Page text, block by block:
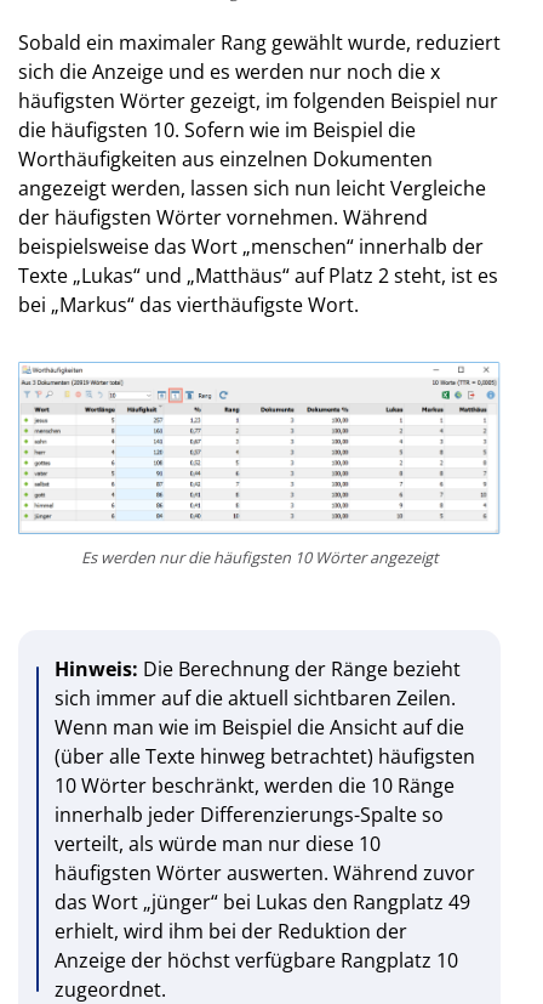
Sobald ein maximaler Rang gewählt wurde, reduziert
sich die Anzeige und es werden nur noch die x
häufigsten Wörter gezeigt, im folgenden Beispiel nur
die häufigsten 10. Sofern wie im Beispiel die
Worthäufigkeiten aus einzelnen Dokumenten
angezeigt werden, lassen sich nun leicht Vergleiche
der häufigsten Wörter vornehmen. Während
beispielsweise das Wort „menschen“ innerhalb der
Texte „Lukas“ und „Matthäus“ auf Platz 2 steht, ist es
bei „Markus“ das vierthäufigste Wort.
Es werden nur die häufigsten 10 Wörter angezeigt
Hinweis: Die Berechnung der Ränge bezieht
sich immer auf die aktuell sichtbaren Zeilen.
Wenn man wie im Beispiel die Ansicht auf die
(über alle Texte hinweg betrachtet) häufigsten
10 Wörter beschränkt, werden die 10 Ränge
innerhalb jeder Differenzierungs-Spalte so
verteilt, als würde man nur diese 10
häufigsten Wörter auswerten. Während zuvor
das Wort „jünger“ bei Lukas den Rangplatz 49
erhielt, wird ihm bei der Reduktion der
Anzeige der höchst verfügbare Rangplatz 10
zugeordnet.